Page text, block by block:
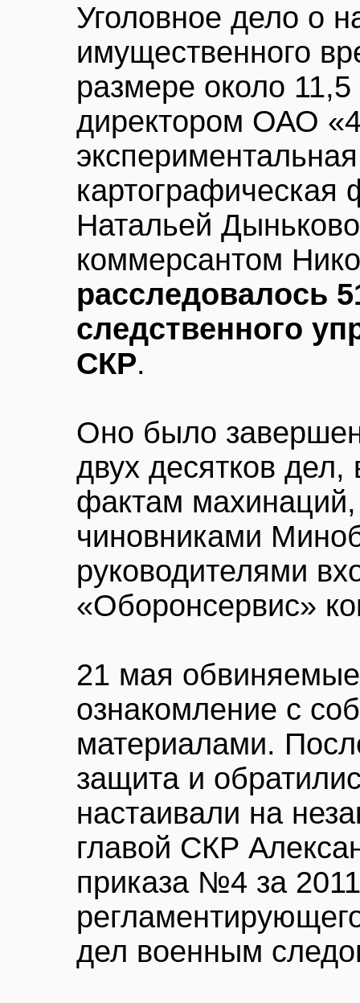
Уголовное дело о
имущественного
размере около
директором ОАО
Натальей
коммерсантом
расследовалось
следственного
СКР.
Оно было
двух десятков
фактам
чиновниками
руководителями
«Оборонсервис»
21 мая
ознакомление с
материалами.
защита и
настаивали на
главой СКР
приказа №4 за
дел военным